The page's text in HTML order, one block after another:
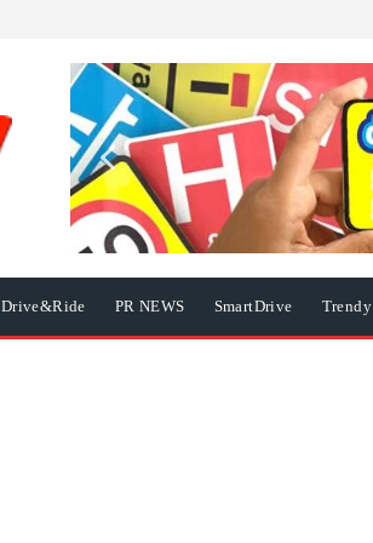
Drive&Ride PR NEWS SmartDrive Trendy